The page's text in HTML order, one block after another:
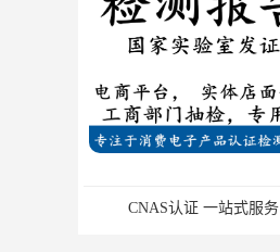
CNAS认证 一站式服务